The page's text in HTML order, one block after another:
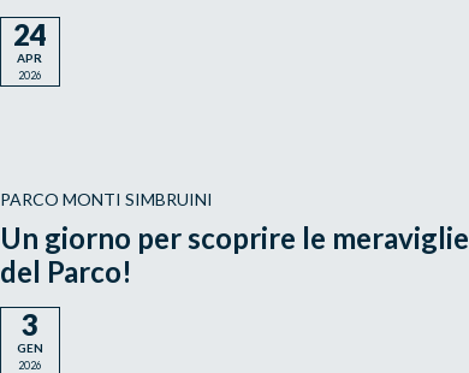
24
APR
2026
PARCO MONTI SIMBRUINI
Un giorno per scoprire le meraviglie
del Parco!
3
GEN
2026